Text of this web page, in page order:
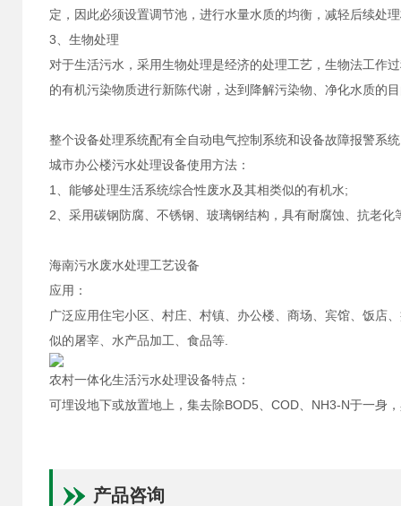
定，因此必须设置调节池，进行水量水质的均衡，减轻后续处
3、生物处理
对于生活污水，采用生物处理是经济的处理工艺，生物法工作
的有机污染物质进行新陈代谢，达到降解污染物、净化水质的
整个设备处理系统配有全自动电气控制系统和设备故障报警系
城市办公楼污水处理设备使用方法：
1、能够处理生活系统综合性废水及其相类似的有机水;
2、采用碳钢防腐、不锈钢、玻璃钢结构，具有耐腐蚀、抗老
海南污水废水处理工艺设备
应用：
广泛应用住宅小区、村庄、村镇、办公楼、商场、宾馆、饭店
似的屠宰、水产品加工、食品等.
农村一体化生活污水处理设备特点：
可埋设地下或放置地上，集去除BOD5、COD、NH3-N于一身
产品咨询